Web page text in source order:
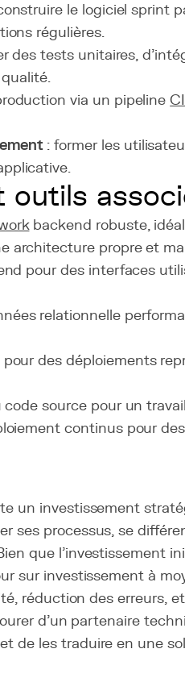
le logiciel sprint
régulières.
des tests unitaires,
via un pipeline
: former les
outils
backend robuste,
architecture propre et
pour des interfaces
relationnelle
pour des déploiements
source pour un
continus pour
un investissement
ses processus, se
que l'investissement
sur investissement à
réduction des erreurs,
d'un partenaire
de les traduire en une